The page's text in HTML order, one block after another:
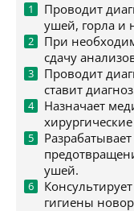
Проводит
ушей, горла и
При
сдачу
Проводит
ставит
Назначает
ушей.
гигиены